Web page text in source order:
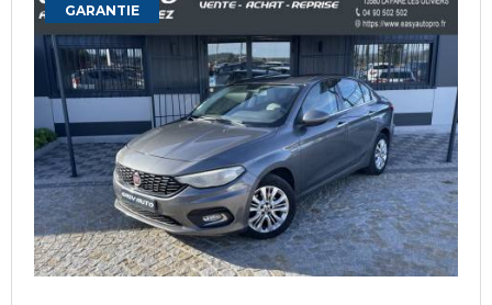
GARANTIE